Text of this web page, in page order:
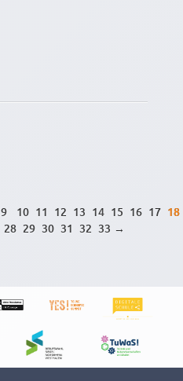
9 10 11 12 13 14 15 16 17 18
28 29 30 31 32 33 →